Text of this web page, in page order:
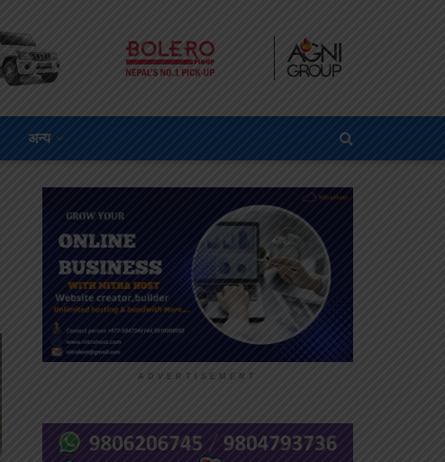
अन्य
ADVERTISEMENT